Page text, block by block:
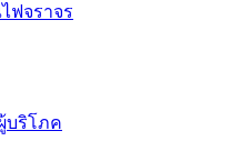
จราจร
บริโภค